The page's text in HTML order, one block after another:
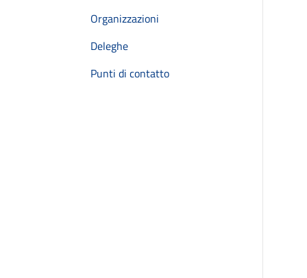
Organizzazioni
Deleghe
Punti di contatto